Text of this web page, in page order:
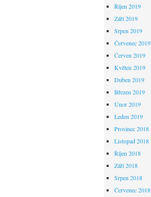
Říjen 2019
Září 2019
Srpen 2019
Červenec 2019
Červen 2019
Květen 2019
Duben 2019
Březen 2019
Únor 2019
Leden 2019
Prosinec 2018
Listopad 2018
Říjen 2018
Září 2018
Srpen 2018
Červenec 2018